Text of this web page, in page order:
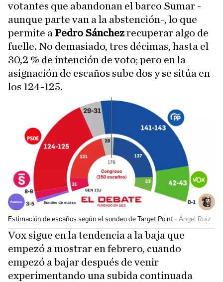
votantes que abandonan el barco Sumar -
aunque parte van a la abstención-, lo que
permite a Pedro Sánchezrecuperar algo de
fuelle. No demasiado, tres décimas, hasta el
30,2 % de intención de voto; pero en la
asignación de escaños sube dos y se sitúa en
los 124-125.
Estimación de escaños según el sondeo de Target Point Ángel Ruiz
Vox sigue en la tendencia a la baja que
empezó a mostrar en febrero, cuando
empezó a bajar después de venir
experimentando una subida continuada